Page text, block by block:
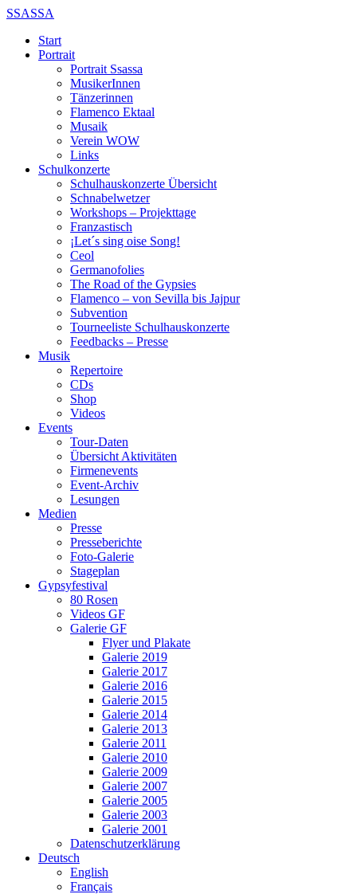
SSASSA
Start
Portrait
Portrait Ssassa
MusikerInnen
Tänzerinnen
Flamenco Ektaal
Musaik
Verein WOW
Links
Schulkonzerte
Schulhauskonzerte Übersicht
Schnabelwetzer
Workshops – Projekttage
Franzastisch
¡Let´s sing oise Song!
Ceol
Germanofolies
The Road of the Gypsies
Flamenco – von Sevilla bis Jajpur
Subvention
Tourneeliste Schulhauskonzerte
Feedbacks – Presse
Musik
Repertoire
CDs
Shop
Videos
Events
Tour-Daten
Übersicht Aktivitäten
Firmenevents
Event-Archiv
Lesungen
Medien
Presse
Presseberichte
Foto-Galerie
Stageplan
Gypsyfestival
80 Rosen
Videos GF
Galerie GF
Flyer und Plakate
Galerie 2019
Galerie 2017
Galerie 2016
Galerie 2015
Galerie 2014
Galerie 2013
Galerie 2011
Galerie 2010
Galerie 2009
Galerie 2007
Galerie 2005
Galerie 2003
Galerie 2001
Datenschutzerklärung
Deutsch
English
Français